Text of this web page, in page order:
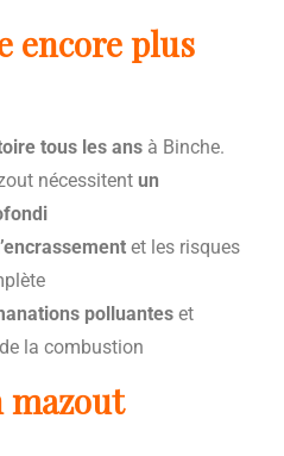
encore plus
tous les ans à Binche.
nécessitent un
et les risques
polluantes et
la combustion
mazout